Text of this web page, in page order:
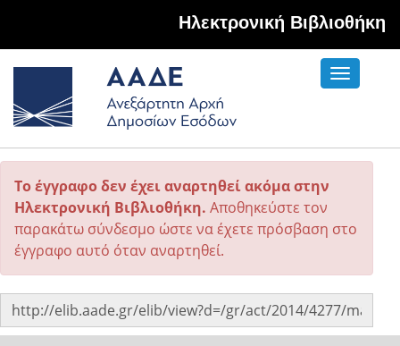
Hλεκτρονική Βιβλιοθήκη
Toggle
Το έγγραφο δεν έχει αναρτηθεί ακόμα στην
Ηλεκτρονική Βιβλιοθήκη. Αποθηκεύστε τον
παρακάτω σύνδεσμο ώστε να έχετε πρόσβαση στο
έγγραφο αυτό όταν αναρτηθεί.